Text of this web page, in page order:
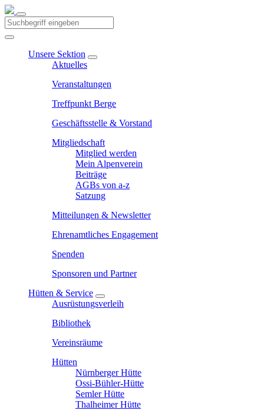
Unsere Sektion
Aktuelles
Veranstaltungen
Treffpunkt Berge
Geschäftsstelle & Vorstand
Mitgliedschaft
Mitglied werden
Mein Alpenverein
Beiträge
AGBs von a-z
Satzung
Mitteilungen & Newsletter
Ehrenamtliches Engagement
Spenden
Sponsoren und Partner
Hütten & Service
Ausrüstungsverleih
Bibliothek
Vereinsräume
Hütten
Nürnberger Hütte
Ossi-Bühler-Hütte
Semler Hütte
Thalheimer Hütte